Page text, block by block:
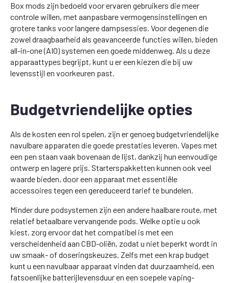
Box mods zijn bedoeld voor ervaren gebruikers die meer
controle willen, met aanpasbare vermogensinstellingen en
grotere tanks voor langere dampsessies. Voor degenen die
zowel draagbaarheid als geavanceerde functies willen, bieden
all-in-one (AIO) systemen een goede middenweg. Als u deze
apparaattypes begrijpt, kunt u er een kiezen die bij uw
levensstijl en voorkeuren past.
Budgetvriendelijke opties
Als de kosten een rol spelen, zijn er genoeg budgetvriendelijke
navulbare apparaten die goede prestaties leveren. Vapes met
een pen staan vaak bovenaan de lijst, dankzij hun eenvoudige
ontwerp en lagere prijs. Starterspakketten kunnen ook veel
waarde bieden, door een apparaat met essentiële
accessoires tegen een gereduceerd tarief te bundelen.
Minder dure podsystemen zijn een andere haalbare route, met
relatief betaalbare vervangende pods. Welke optie u ook
kiest, zorg ervoor dat het compatibel is met een
verscheidenheid aan CBD-oliën, zodat u niet beperkt wordt in
uw smaak- of doseringskeuzes. Zelfs met een krap budget
kunt u een navulbaar apparaat vinden dat duurzaamheid, een
fatsoenlijke batterijlevensduur en een soepele vaping-